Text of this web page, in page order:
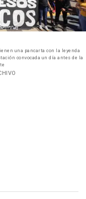
una pancarta con la leyenda
convocada un día antes de la